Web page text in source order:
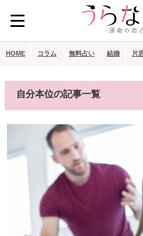
HOME コラム 無料占い 結婚 片
自分本位の記事一覧